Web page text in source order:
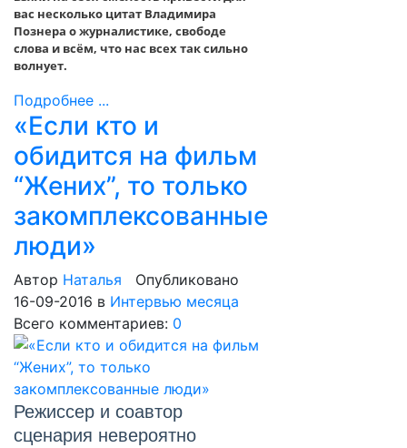
вас несколько цитат Владимира
Познера о журналистике, свободе
слова и всём, что нас всех так сильно
волнует.
Подробнее ...
«Если кто и
обидится на фильм
“Жених”, то только
закомплексованные
люди»
Автор Наталья
Опубликовано
16-09-2016 в Интервью месяца
Всего комментариев: 0
Режиссер и соавтор
сценария невероятно